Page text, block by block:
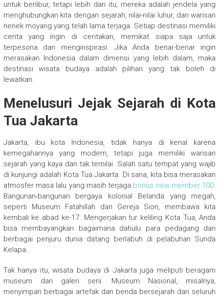
untuk berlibur, tetapi lebih dari itu, mereka adalah jendela yang
menghubungkan kita dengan sejarah, nilai-nilai luhur, dan warisan
nenek moyang yang telah lama terjaga. Setiap destinasi memiliki
cerita yang ingin di ceritakan, memikat siapa saja untuk
terpesona dan menginspirasi. Jika Anda benar-benar ingin
merasakan Indonesia dalam dimensi yang lebih dalam, maka
destinasi wisata budaya adalah pilihan yang tak boleh di
lewatkan.
Menelusuri Jejak Sejarah di Kota
Tua Jakarta
Jakarta, ibu kota Indonesia, tidak hanya di kenal karena
kemegahannya yang modern, tetapi juga memiliki warisan
sejarah yang kaya dan tak ternilai. Salah satu tempat yang wajib
di kunjungi adalah Kota Tua Jakarta. Di sana, kita bisa merasakan
atmosfer masa lalu yang masih terjaga bonus new member 100.
Bangunan-bangunan bergaya kolonial Belanda yang megah,
seperti Museum Fatahillah dan Gereja Sion, membawa kita
kembali ke abad ke-17. Mengerjakan tur keliling Kota Tua, Anda
bisa membayangkan bagaimana dahulu para pedagang dari
berbagai penjuru dunia datang berlabuh di pelabuhan Sunda
Kelapa.
Tak hanya itu, wisata budaya di Jakarta juga meliputi beragam
museum dan galeri seni. Museum Nasional, misalnya,
menyimpan berbagai artefak dan benda bersejarah dari seluruh